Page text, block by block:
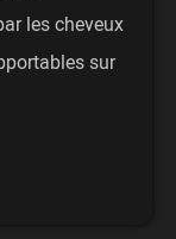
les cheveux
sur